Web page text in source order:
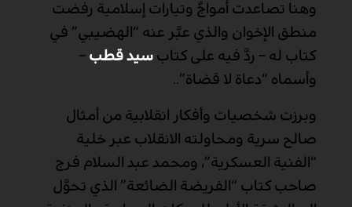
وهنا تصاعدت أمواجٌ وتيارات إسلامية رفضت
منطق الإخوان والذي عبَّر عنه “الهضيبي” في
كتاب له – ردَّ فيه على كتاب سيد قطب –
وأسماه “دعاة لا قضاة”..
وبرزت شخصيات وأفكار انقلابية من أمثال
صالح سرية ومحاولته الانقلاب عبر خلية
“الفنية العسكرية”، ومحمد عبد السلام فرج
صاحب كتاب “الفريضة الضائعة” الذي تحوَّل